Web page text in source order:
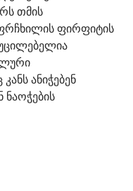
თმის
ფირფიტის
ანიჭებენ